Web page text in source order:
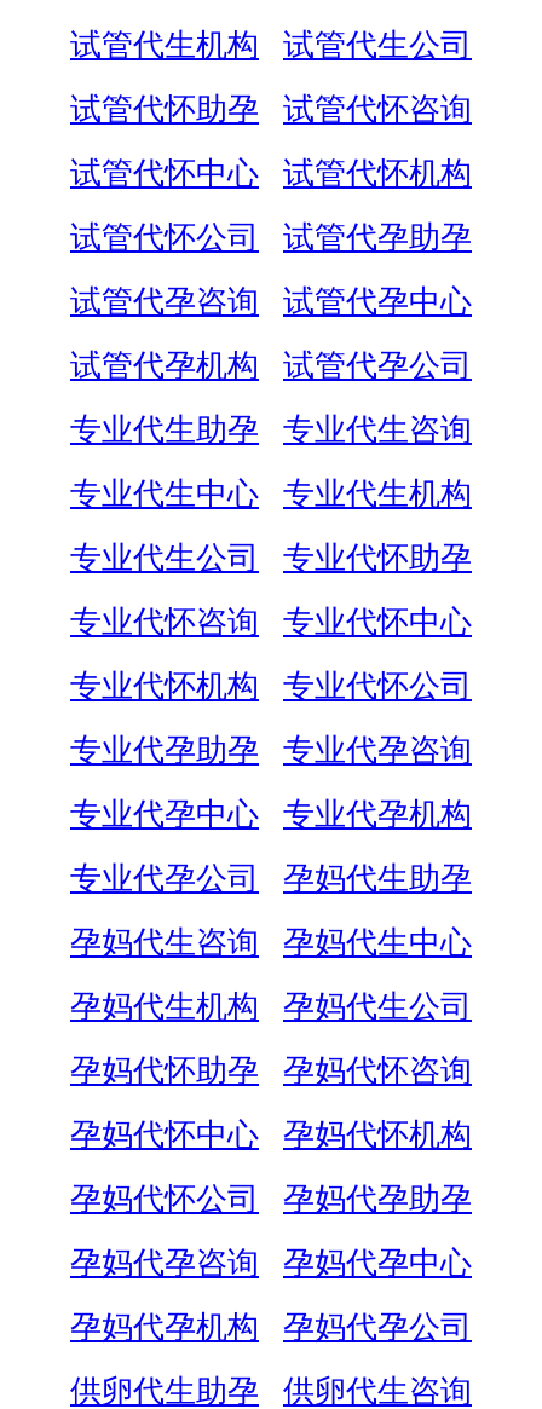
试管代生机构
试管代生公司
试管代怀助孕
试管代怀咨询
试管代怀中心
试管代怀机构
试管代怀公司
试管代孕助孕
试管代孕咨询
试管代孕中心
试管代孕机构
试管代孕公司
专业代生助孕
专业代生咨询
专业代生中心
专业代生机构
专业代生公司
专业代怀助孕
专业代怀咨询
专业代怀中心
专业代怀机构
专业代怀公司
专业代孕助孕
专业代孕咨询
专业代孕中心
专业代孕机构
专业代孕公司
孕妈代生助孕
孕妈代生咨询
孕妈代生中心
孕妈代生机构
孕妈代生公司
孕妈代怀助孕
孕妈代怀咨询
孕妈代怀中心
孕妈代怀机构
孕妈代怀公司
孕妈代孕助孕
孕妈代孕咨询
孕妈代孕中心
孕妈代孕机构
孕妈代孕公司
供卵代生助孕
供卵代生咨询